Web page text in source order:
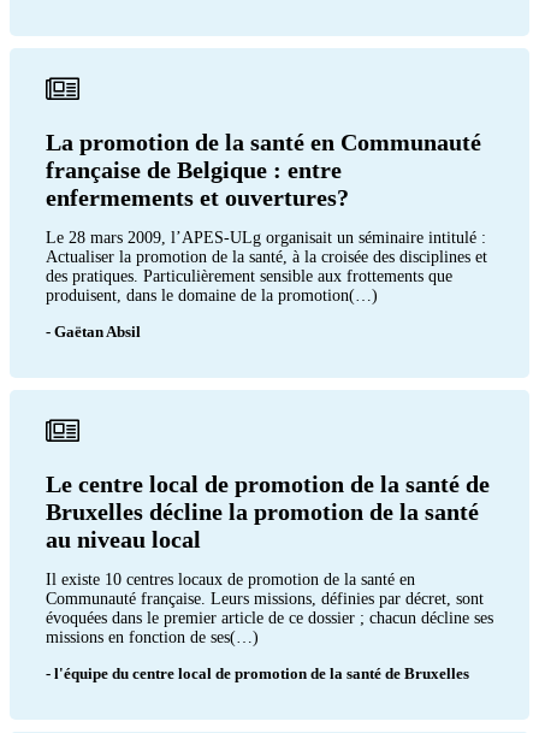
La promotion de la santé en Communauté
française de Belgique : entre
enfermements et ouvertures?
Le 28 mars 2009, l’APES-ULg organisait un séminaire intitulé :
Actualiser la promotion de la santé, à la croisée des disciplines et
des pratiques. Particulièrement sensible aux frottements que
produisent, dans le domaine de la promotion(…)
- Gaëtan Absil
Le centre local de promotion de la santé de
Bruxelles décline la promotion de la santé
au niveau local
Il existe 10 centres locaux de promotion de la santé en
Communauté française. Leurs missions, définies par décret, sont
évoquées dans le premier article de ce dossier ; chacun décline ses
missions en fonction de ses(…)
- l'équipe du centre local de promotion de la santé de Bruxelles